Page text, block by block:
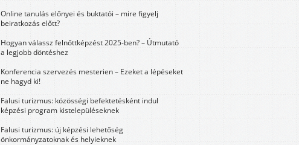
Online tanulás előnyei és buktatói – mire figyelj
beiratkozás előtt?
Hogyan válassz felnőttképzést 2025-ben? – Útmutató
a legjobb döntéshez
Konferencia szervezés mesterien – Ezeket a lépéseket
ne hagyd ki!
Falusi turizmus: közösségi befektetésként indul
képzési program kistelepüléseknek
Falusi turizmus: új képzési lehetőség
önkormányzatoknak és helyieknek